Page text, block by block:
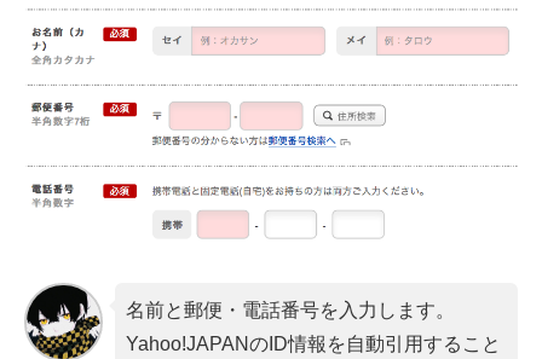
名前と郵便・電話番号を入力します。
Yahoo!JAPANのID情報を自動引用すること